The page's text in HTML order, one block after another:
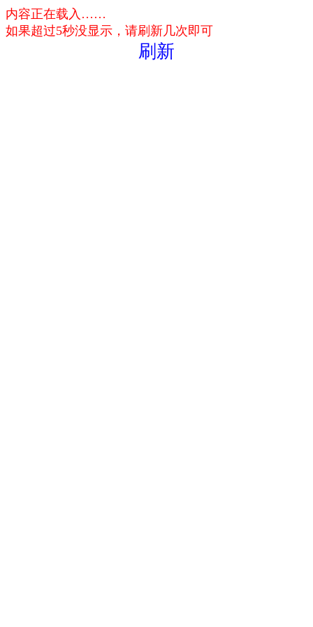
内容正在载入……
如果超过5秒没显示，请刷新几次即可
刷新